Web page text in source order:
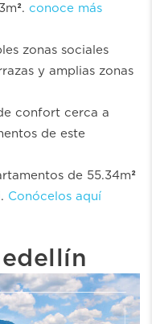
conoce más
zonas sociales
y amplias zonas
confort cerca a
de este
de 55.34m²
Conócelos aquí